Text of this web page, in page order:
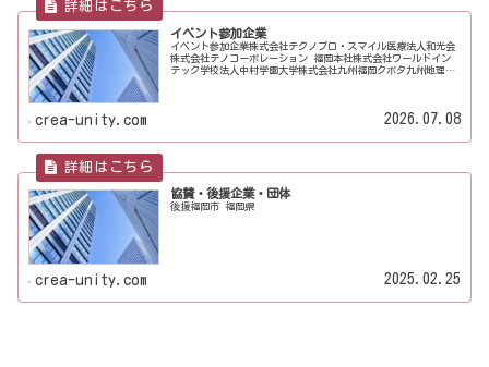
イベント参加企業
イベント参加企業株式会社テクノプロ・スマイル医療法人和光会
株式会社テノコーポレーション 福岡本社株式会社ワールドイン
テック学校法人中村学園大学株式会社九州福岡クボタ九州地理情
crea-unity.com 2026.07.08
協賛・後援企業・団体
後援福岡市 福岡県
crea-unity.com 2025.02.25